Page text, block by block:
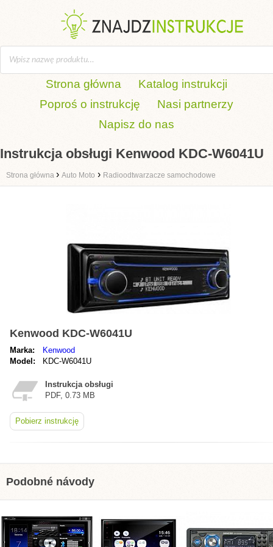
Strona główna
Katalog instrukcji
Poproś o instrukcję
Nasi partnerzy
Napisz do nas
Instrukcja obsługi Kenwood KDC-W6041U
Strona główna › Auto Moto › Radioodtwarzacze samochodowe
Kenwood KDC-W6041U
Marka:
Kenwood
Model:
KDC-W6041U
Instrukcja obsługi
PDF, 0.73 MB
Pobierz instrukcję
Podobné návody